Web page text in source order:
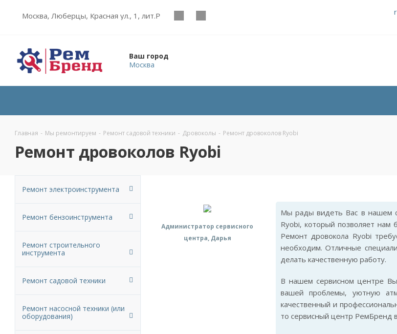
Москва, Люберцы, Красная ул., 1, лит.Р
Ваш город
Москва
Главная - Мы ремонтируем - Ремонт садовой техники - Дровоколы - Ремонт дровоколов Ryobi
Ремонт дровоколов Ryobi
Администратор сервисного
центра, Дарья
Мы рады видеть Вас в нашем
Ryobi, который позволяет
Ремонт дровокола Ryobi
необходим. Отличные
делать качественную работу.
В нашем сервисном центре
вашей проблемы, уютную
качественный и
то сервисный центр РемБренд
Ремонт электроинструмента
Ремонт бензоинструмента
Ремонт строительного
инструмента
Ремонт садовой техники
Ремонт насосной техники (или
оборудования)